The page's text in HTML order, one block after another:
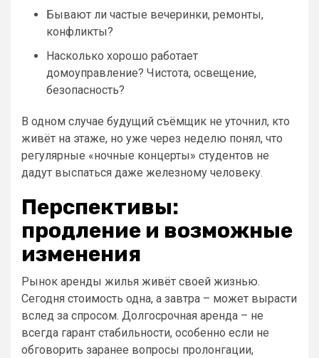
Бывают ли частые вечеринки, ремонты,
конфликты?
Насколько хорошо работает
домоуправление? Чистота, освещение,
безопасность?
В одном случае будущий съёмщик не уточнил, кто
живёт на этаже, но уже через неделю понял, что
регулярные «ночные концерты» студентов не
дадут выспаться даже железному человеку.
Перспективы:
продление и возможные
изменения
Рынок аренды жилья живёт своей жизнью.
Сегодня стоимость одна, а завтра – может вырасти
вслед за спросом. Долгосрочная аренда – не
всегда гарант стабильности, особенно если не
обговорить заранее вопросы пролонгации,